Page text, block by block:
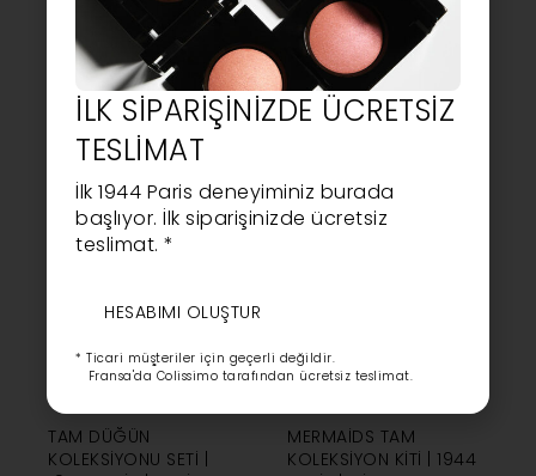
CUPCAKE TAM
KOLEKSIYON KITI | 1944
PARIS | NARIN PASTEL
TONLARI VEGAN JELLER
71,40EUR 64,32EUR
SEPETE EKLE
PASKALYA YUMURTASI
KOMPLE KOLEKSIYON
SETI | 1944 PARIS |
FRANSA
71,40EUR64,32EUR
TAM DÜĞÜN
KOLEKSIYONU SETI |
MERMAIDS TAM
KOLEKSIYON KITI | 1944
İLK SIPARIŞINIZDE ÜCRETSIZ
TESLIMAT
İlk 1944 Paris deneyiminiz burada
başlıyor. İlk siparişinizde ücretsiz
teslimat. *
HESABIMI OLUŞTUR
* Ticari müşteriler için geçerli değildir.
Fransa'da Colissimo tarafından ücretsiz teslimat.